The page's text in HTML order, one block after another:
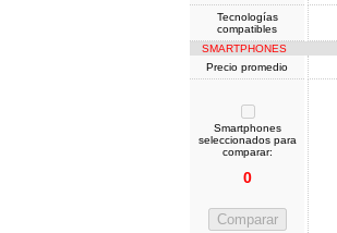
Tecnologías
compatibles
SMARTPHONES
Precio promedio
Smartphones
seleccionados para
comparar:
0
Comparar